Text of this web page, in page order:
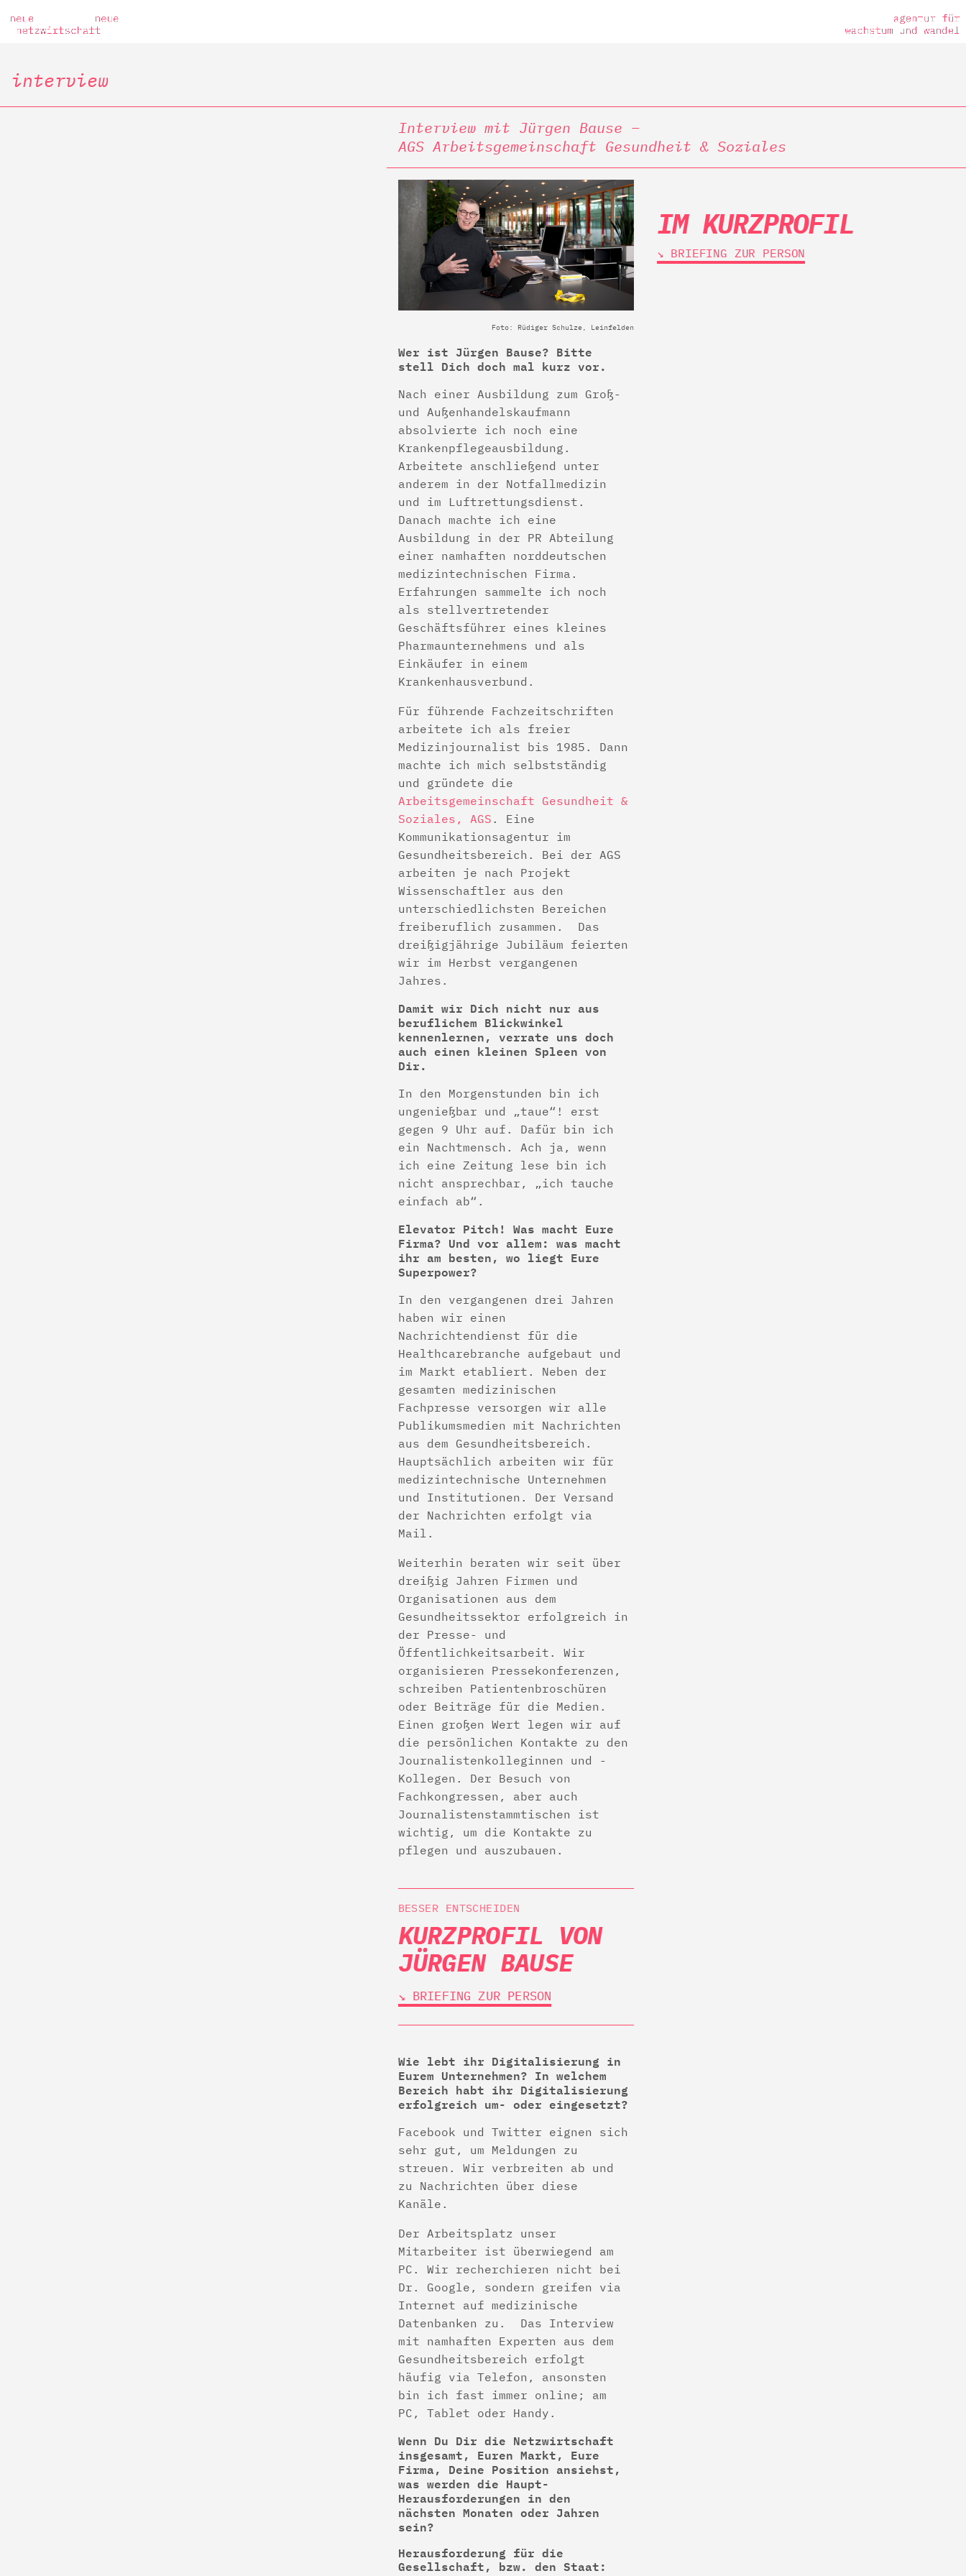
interview
Interview mit Jürgen Bause –
AGS Arbeitsgemeinschaft Gesundheit & Soziales
Foto: Rüdiger Schulze, Leinfelden
Wer ist Jürgen Bause? Bitte
stell Dich doch mal kurz vor.
Nach einer Ausbildung zum Groß-
und Außenhandelskaufmann
absolvierte ich noch eine
Krankenpflegeausbildung.
Arbeitete anschließend unter
anderem in der Notfallmedizin
und im Luftrettungsdienst.
Danach machte ich eine
Ausbildung in der PR Abteilung
einer namhaften norddeutschen
medizintechnischen Firma.
Erfahrungen sammelte ich noch
als stellvertretender
Geschäftsführer eines kleines
Pharmaunternehmens und als
Einkäufer in einem
Krankenhausverbund.
Für führende Fachzeitschriften
arbeitete ich als freier
Medizinjournalist bis 1985. Dann
machte ich mich selbstständig
und gründete die
Arbeitsgemeinschaft Gesundheit &
Soziales, AGS . Eine
Kommunikationsagentur im
Gesundheitsbereich. Bei der AGS
arbeiten je nach Projekt
Wissenschaftler aus den
unterschiedlichsten Bereichen
freiberuflich zusammen. Das
dreißigjährige Jubiläum feierten
wir im Herbst vergangenen
Jahres.
Damit wir Dich nicht nur aus
beruflichem Blickwinkel
kennenlernen, verrate uns doch
auch einen kleinen Spleen von
Dir.
In den Morgenstunden bin ich
ungenießbar und „taue“! erst
gegen 9 Uhr auf. Dafür bin ich
ein Nachtmensch. Ach ja, wenn
ich eine Zeitung lese bin ich
nicht ansprechbar, „ich tauche
einfach ab“.
Elevator Pitch! Was macht Eure
Firma? Und vor allem: was macht
ihr am besten, wo liegt Eure
Superpower?
In den vergangenen drei Jahren
haben wir einen
Nachrichtendienst für die
Healthcarebranche aufgebaut und
im Markt etabliert. Neben der
gesamten medizinischen
Fachpresse versorgen wir alle
Publikumsmedien mit Nachrichten
aus dem Gesundheitsbereich.
Hauptsächlich arbeiten wir für
medizintechnische Unternehmen
und Institutionen. Der Versand
der Nachrichten erfolgt via
Mail.
Weiterhin beraten wir seit über
dreißig Jahren Firmen und
Organisationen aus dem
Gesundheitssektor erfolgreich in
der Presse- und
Öffentlichkeitsarbeit. Wir
organisieren Pressekonferenzen,
schreiben Patientenbroschüren
oder Beiträge für die Medien.
Einen großen Wert legen wir auf
die persönlichen Kontakte zu den
Journalistenkolleginnen und -
Kollegen. Der Besuch von
Fachkongressen, aber auch
Journalistenstammtischen ist
wichtig, um die Kontakte zu
pflegen und auszubauen.
BESSER ENTSCHEIDEN
KURZPROFIL VON
JÜRGEN BAUSE
↘︎ BRIEFING ZUR PERSON
Wie lebt ihr Digitalisierung in
Eurem Unternehmen? In welchem
Bereich habt ihr Digitalisierung
erfolgreich um- oder eingesetzt?
Facebook und Twitter eignen sich
sehr gut, um Meldungen zu
streuen. Wir verbreiten ab und
zu Nachrichten über diese
Kanäle.
Der Arbeitsplatz unser
Mitarbeiter ist überwiegend am
PC. Wir recherchieren nicht bei
Dr. Google, sondern greifen via
Internet auf medizinische
Datenbanken zu. Das Interview
mit namhaften Experten aus dem
Gesundheitsbereich erfolgt
häufig via Telefon, ansonsten
bin ich fast immer online; am
PC, Tablet oder Handy.
Wenn Du Dir die Netzwirtschaft
insgesamt, Euren Markt, Eure
Firma, Deine Position ansiehst,
was werden die Haupt-
Herausforderungen in den
nächsten Monaten oder Jahren
sein?
Herausforderung für die
Gesellschaft, bzw. den Staat:
IM KURZPROFIL
↘︎ BRIEFING ZUR PERSON